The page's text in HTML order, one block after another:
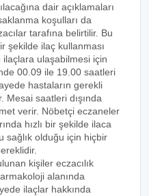
dair açıklamaları
koşulları da
tarafına belirtilir. Bu
şekilde ilaç kullanması
ilaçlara ulaşabilmesi için
00.09 ile 19.00 saatleri
hastaların gerekli
Mesai saatleri dışında
verir. Nöbetçi eczaneler
hızlı bir şekilde ilaca
sağlık olduğu için hiçbir
kişiler eczacılık
alanında
ilaçlar hakkında